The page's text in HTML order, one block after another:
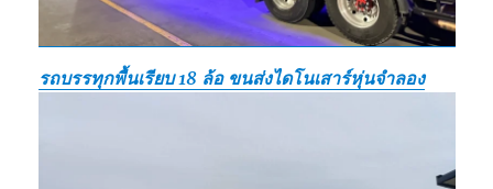
รถบรรทุกพื้นเรียบ 18 ล้อ ขนส่งไดโนเสาร์หุ่นจำลอง